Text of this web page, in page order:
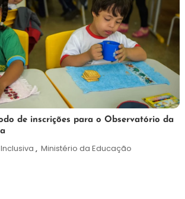
de inscrições para o Observatório da
, Ministério da Educação